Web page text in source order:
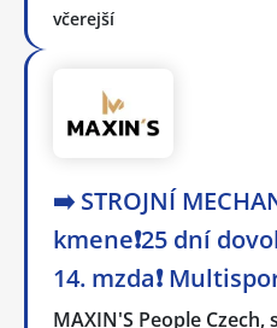
včerejší
➡️ STROJNÍ
kmene❗25 dní
14. mzda❗
MAXIN'S People Czech,